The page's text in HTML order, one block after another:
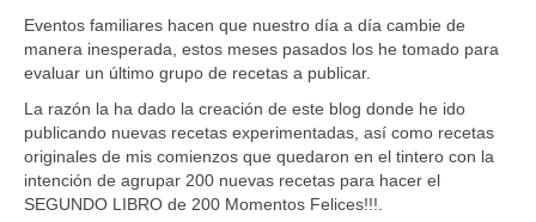
Eventos familiares hacen que nuestro día a día cambie de
manera inesperada, estos meses pasados los he tomado para
evaluar un último grupo de recetas a publicar.
La razón la ha dado la creación de este blog donde he ido
publicando nuevas recetas experimentadas, así como recetas
originales de mis comienzos que quedaron en el tintero con la
intención de agrupar 200 nuevas recetas para hacer el
SEGUNDO LIBRO de 200 Momentos Felices!!!.